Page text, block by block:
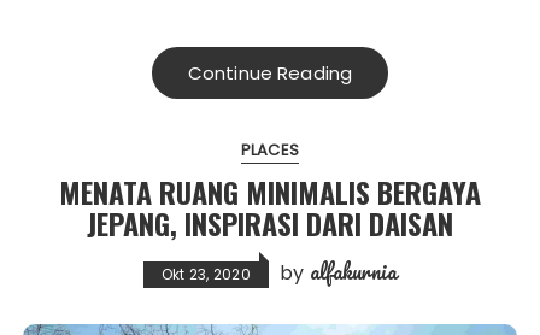
Continue Reading
PLACES
MENATA RUANG MINIMALIS BERGAYA
JEPANG, INSPIRASI DARI DAISAN
Okt 23, 2020 by alfakurnia